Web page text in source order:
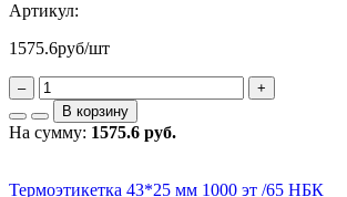
Артикул:
1575.6руб/шт
–
+
В корзину
На сумму: 1575.6 руб.
Термоэтикетка 43*25 мм 1000 эт /65 НБК